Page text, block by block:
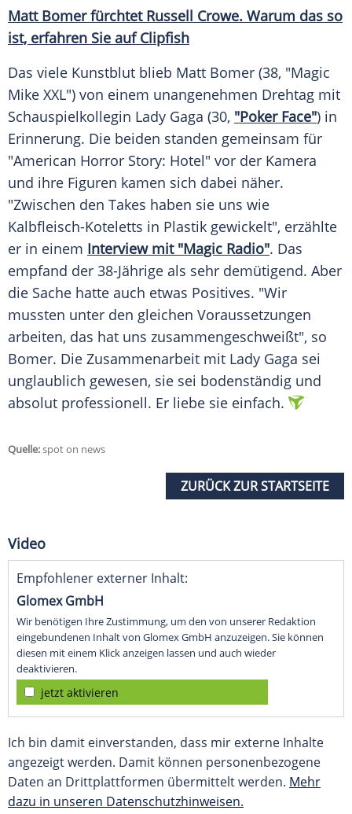
Matt Bomer fürchtet Russell Crowe. Warum das so
ist, erfahren Sie auf Clipfish
Das viele Kunstblut blieb Matt Bomer (38, "Magic
Mike XXL") von einem unangenehmen Drehtag mit
Schauspielkollegin Lady Gaga (30, "Poker Face") in
Erinnerung. Die beiden standen gemeinsam für
"American Horror Story: Hotel" vor der Kamera
und ihre Figuren kamen sich dabei näher.
"Zwischen den Takes haben sie uns wie
Kalbfleisch-Koteletts in Plastik gewickelt", erzählte
er in einem Interview mit "Magic Radio". Das
empfand der 38-Jährige als sehr demütigend. Aber
die Sache hatte auch etwas Positives. "Wir
mussten unter den gleichen Voraussetzungen
arbeiten, das hat uns zusammengeschweißt", so
Bomer. Die Zusammenarbeit mit Lady Gaga sei
unglaublich gewesen, sie sei bodenständig und
absolut professionell. Er liebe sie einfach.
Quelle:spot on news
ZURÜCK ZUR STARTSEITE
Video
Empfohlener externer Inhalt:
Glomex GmbH
Wir benötigen Ihre Zustimmung, um den von unserer Redaktion
eingebundenen Inhalt von Glomex GmbH anzuzeigen. Sie können
diesen mit einem Klick anzeigen lassen und auch wieder
deaktivieren.
jetzt aktivieren
Ich bin damit einverstanden, dass mir externe Inhalte
angezeigt werden. Damit können personenbezogene
Daten an Drittplattformen übermittelt werden. Mehr
dazu in unseren Datenschutzhinweisen.